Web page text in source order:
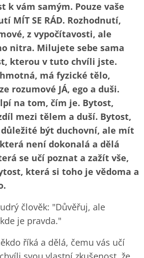
k vám samým. Pouze vaše
MÍT SE RÁD. Rozhodnutí,
z vypočítavosti, ale
nitra. Milujete sebe sama
kterou v tuto chvíli jste.
má fyzické tělo,
rozumové JÁ, ego a duši.
na tom, čím je. Bytost,
mezi tělem a duší. Bytost,
být duchovní, ale mít
není dokonalá a dělá
se učí poznat a zažít vše,
která si toho je vědoma a
člověk: "Důvěřuj, ale
je pravda."
říká a dělá, čemu vás učí